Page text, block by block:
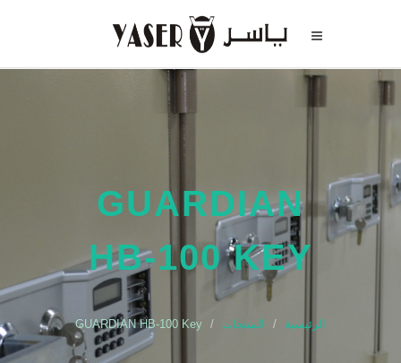
GUARDIAN
HB-100 KEY
الرئيسية المنتجات GUARDIAN HB-100 Key